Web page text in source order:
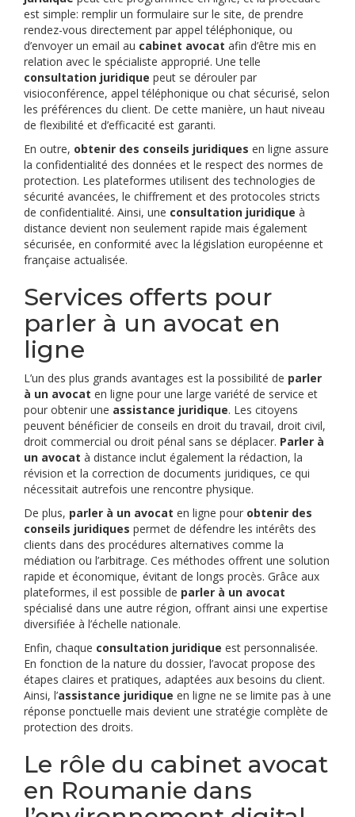
est simple: remplir un formulaire sur le site, de prendre
rendez-vous directement par appel téléphonique, ou
d’envoyer un email au cabinet avocat afin d’être mis en
relation avec le spécialiste approprié. Une telle
consultation juridique peut se dérouler par
visioconférence, appel téléphonique ou chat sécurisé, selon
les préférences du client. De cette manière, un haut niveau
de flexibilité et d’efficacité est garanti.
En outre, obtenir des conseils juridiques en ligne assure
la confidentialité des données et le respect des normes de
protection. Les plateformes utilisent des technologies de
sécurité avancées, le chiffrement et des protocoles stricts
de confidentialité. Ainsi, une consultation juridique à
distance devient non seulement rapide mais également
sécurisée, en conformité avec la législation européenne et
française actualisée.
Services offerts pour
parler à un avocat en
ligne
L’un des plus grands avantages est la possibilité de parler
à un avocat en ligne pour une large variété de service et
pour obtenir une assistance juridique. Les citoyens
peuvent bénéficier de conseils en droit du travail, droit civil,
droit commercial ou droit pénal sans se déplacer. Parler à
un avocat à distance inclut également la rédaction, la
révision et la correction de documents juridiques, ce qui
nécessitait autrefois une rencontre physique.
De plus, parler à un avocat en ligne pour obtenir des
conseils juridiques permet de défendre les intérêts des
clients dans des procédures alternatives comme la
médiation ou l’arbitrage. Ces méthodes offrent une solution
rapide et économique, évitant de longs procès. Grâce aux
plateformes, il est possible de parler à un avocat
spécialisé dans une autre région, offrant ainsi une expertise
diversifiée à l’échelle nationale.
Enfin, chaque consultation juridique est personnalisée.
En fonction de la nature du dossier, l’avocat propose des
étapes claires et pratiques, adaptées aux besoins du client.
Ainsi, l’assistance juridique en ligne ne se limite pas à une
réponse ponctuelle mais devient une stratégie complète de
protection des droits.
Le rôle du cabinet avocat
en Roumanie dans